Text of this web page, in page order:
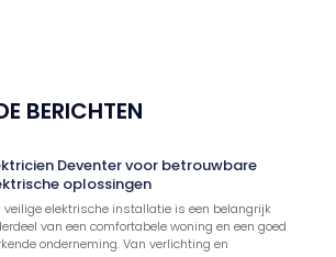
BERICHTEN
Deventer voor betrouwbare
oplossingen
veilige elektrische installatie is een belangrijk
van een comfortabele woning en een goed
onderneming. Van verlichting en